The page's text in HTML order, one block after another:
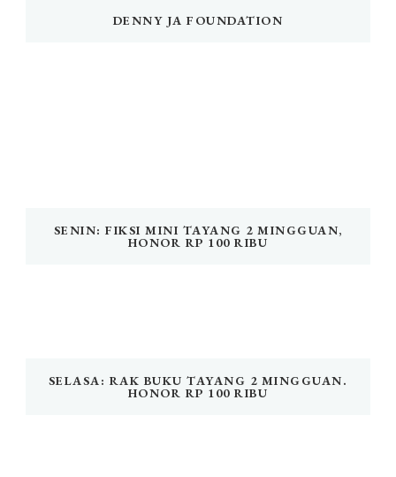
DENNY JA FOUNDATION
SENIN: FIKSI MINI TAYANG 2 MINGGUAN,
HONOR RP 100 RIBU
SELASA: RAK BUKU TAYANG 2 MINGGUAN.
HONOR RP 100 RIBU